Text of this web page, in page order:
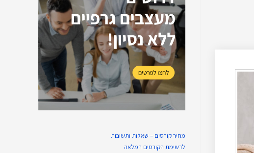
מחיר קורסים – שאלות ותשובות
לרשימת הקורסים המלאה